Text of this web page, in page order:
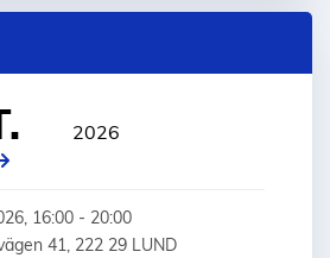
2026
16:00 - 20:00
41, 222 29 LUND